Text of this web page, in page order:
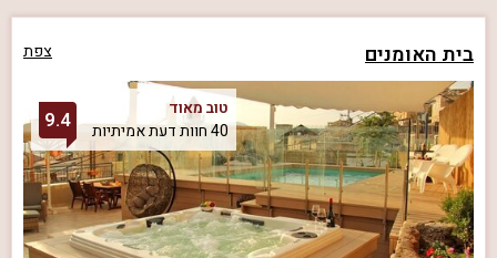
בית האומנים צפת
טוב מאוד
40 חוות דעת אמיתיות
9.4